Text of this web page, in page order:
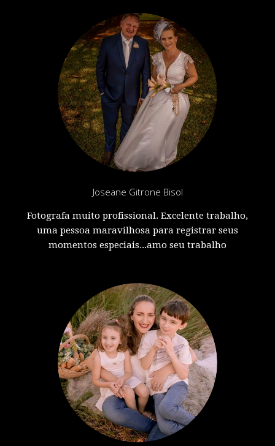
Joseane Gitrone Bisol
Fotografa muito profissional. Excelente trabalho,
uma pessoa maravilhosa para registrar seus
momentos especiais...amo seu trabalho